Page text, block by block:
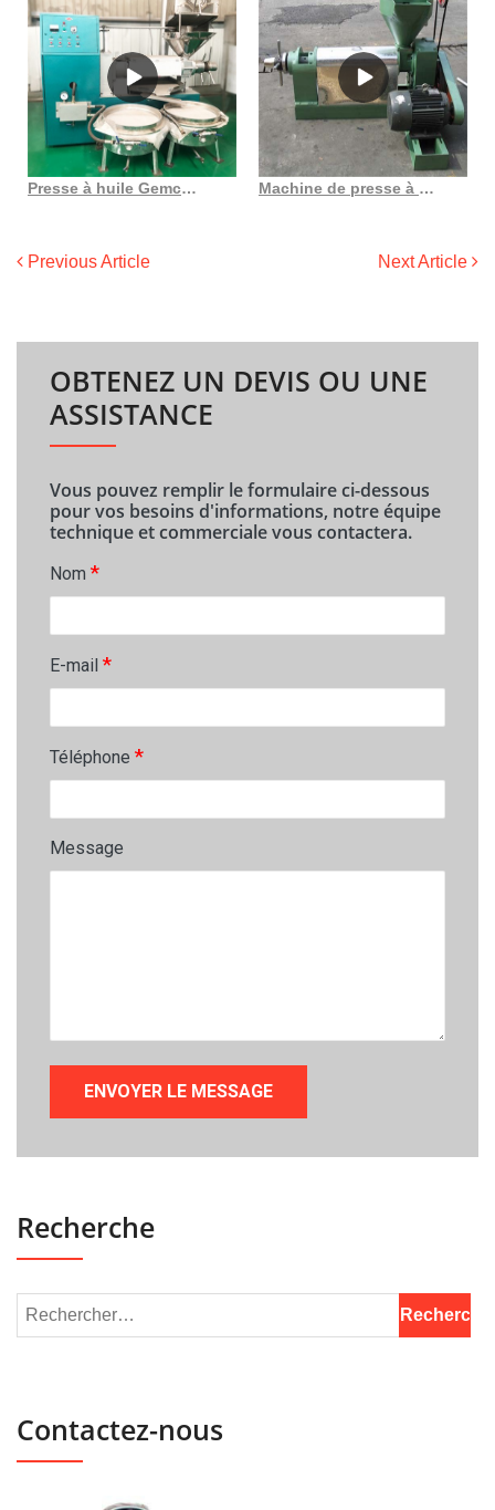
Presse à huile Gemco à bas prix en gros Machine de presse à huile à vis entièrement automatique pour graines de tournesol 6yl 130
Previous Article Next Article
OBTENEZ UN DEVIS OU UNE
ASSISTANCE
Vous pouvez remplir le formulaire ci-dessous
pour vos besoins d'informations, notre équipe
technique et commerciale vous contactera.
Nom *
E-mail *
Téléphone *
Message
Recherche
Contactez-nous